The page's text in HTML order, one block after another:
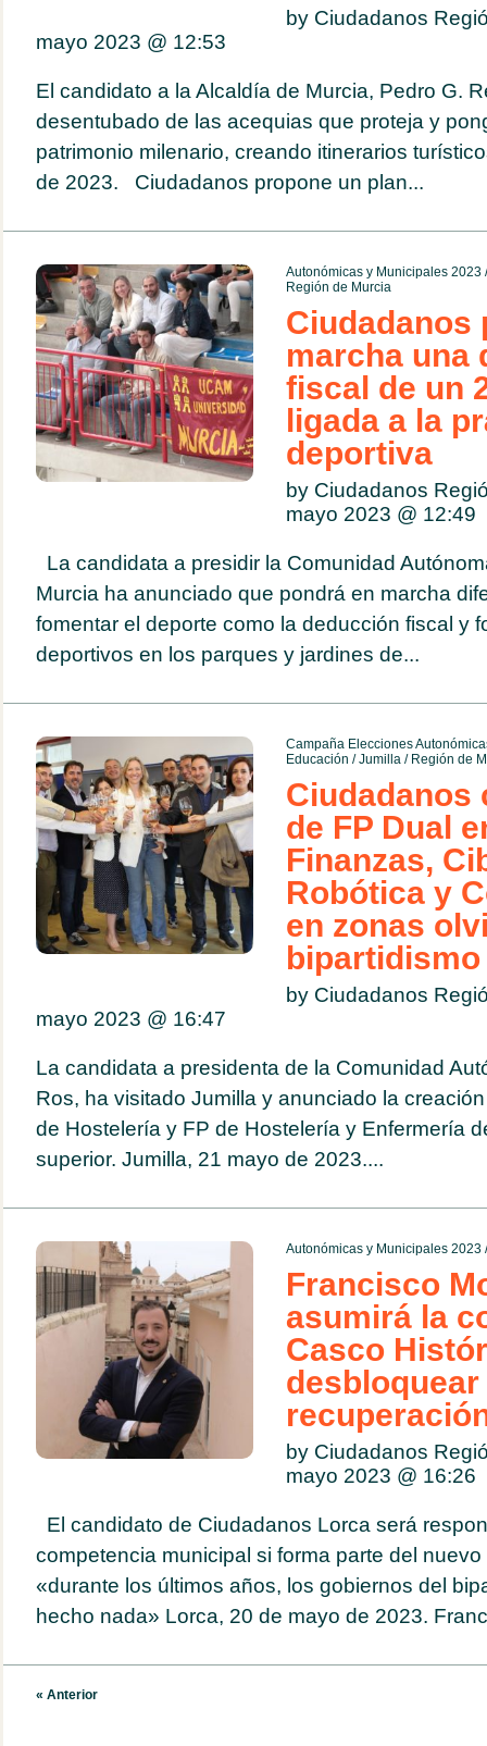
by Ciudadanos
mayo 2023 @ 12:53
El candidato a la Alcaldía de Murcia, Pedro G.
desentubado de las acequias que proteja y
patrimonio milenario, creando itinerarios
de 2023. Ciudadanos propone un plan...
Autonómicas y Municipales 2023
Región de Murcia
Ciudadanos
marcha una
fiscal de un
ligada a la
deportiva
by Ciudadanos
mayo 2023 @ 12:49
La candidata a presidir la Comunidad
Murcia ha anunciado que pondrá en marcha
fomentar el deporte como la deducción fiscal y
deportivos en los parques y jardines de...
Campaña Elecciones
Educación /Jumilla/ Región de
Ciudadanos
de FP Dual
Finanzas,
Robótica y
en zonas
by Ciudadanos
mayo 2023 @ 16:47
La candidata a presidenta de la Comunidad
Ros, ha visitado Jumilla y anunciado la
de Hostelería y FP de Hostelería y Enfermería
superior. Jumilla, 21 mayo de 2023....
Autonómicas y Municipales 2023
Francisco
asumirá la
Casco
desbloquear
by Ciudadanos
mayo 2023 @ 16:26
El candidato de Ciudadanos Lorca será
competencia municipal si forma parte del
«durante los últimos años, los gobiernos del
hecho nada» Lorca, 20 de mayo de 2023.
« Anterior